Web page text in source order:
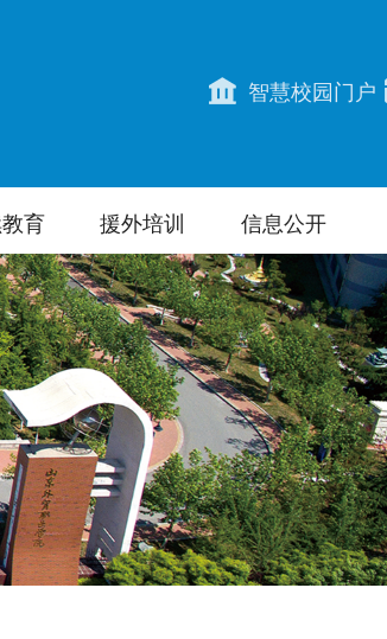
智慧校园门户
育 援外培训 信息公开